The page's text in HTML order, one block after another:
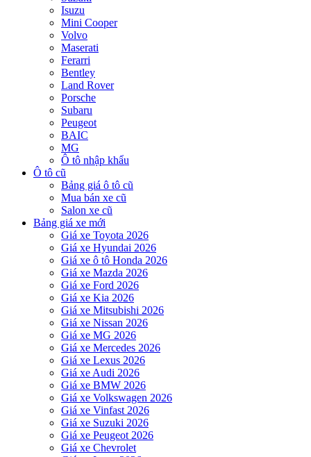
Isuzu
Mini Cooper
Volvo
Maserati
Ferarri
Bentley
Land Rover
Porsche
Subaru
Peugeot
BAIC
MG
Ô tô nhập khẩu
Ô tô cũ
Bảng giá ô tô cũ
Mua bán xe cũ
Salon xe cũ
Bảng giá xe mới
Giá xe Toyota 2026
Giá xe Hyundai 2026
Giá xe ô tô Honda 2026
Giá xe Mazda 2026
Giá xe Ford 2026
Giá xe Kia 2026
Giá xe Mitsubishi 2026
Giá xe Nissan 2026
Giá xe MG 2026
Giá xe Mercedes 2026
Giá xe Lexus 2026
Giá xe Audi 2026
Giá xe BMW 2026
Giá xe Volkswagen 2026
Giá xe Vinfast 2026
Giá xe Suzuki 2026
Giá xe Peugeot 2026
Giá xe Chevrolet